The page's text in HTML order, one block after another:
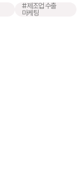
#제조업 수출
마케팅